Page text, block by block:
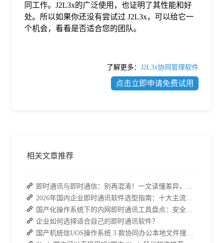
同工作。J2L3x的广泛使用，也证明了其性能和好
处。所以如果你还没有尝试过 J2L3x，可以给它一
个机会，看看是否适合您的团队。
了解更多： J2L3x协同管理软件
点击立即申请免费试用
相关文章推荐
企业如何选择适合自己的即时通讯软件？